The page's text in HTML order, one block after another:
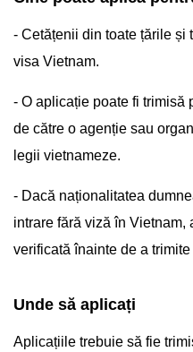
- Cetățenii din toate țările și
visa Vietnam.
- O aplicație poate fi trimisă
de către o agenție sau
legii vietnameze.
- Dacă naționalitatea
intrare fără viză în Vietnam,
verificată înainte de a
Unde să aplicați
Aplicațiile trebuie să fie